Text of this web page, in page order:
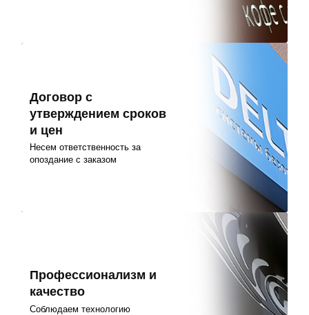
Договор с
утверждением сроков
и цен
Несем ответственность за
опоздание с заказом
Профессионализм и
качество
Соблюдаем технологию